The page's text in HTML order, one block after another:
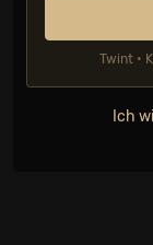
Twint •
Ich